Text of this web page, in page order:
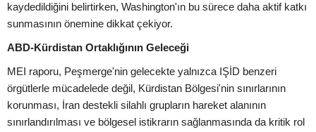
kaydedildiğini belirtirken, Washington'ın bu sürece daha aktif katkı
sunmasının önemine dikkat çekiyor.
ABD-Kürdistan Ortaklığının Geleceği
MEI raporu, Peşmerge'nin gelecekte yalnızca IŞİD benzeri
örgütlerle mücadelede değil, Kürdistan Bölgesi'nin sınırlarının
korunması, İran destekli silahlı grupların hareket alanının
sınırlandırılması ve bölgesel istikrarın sağlanmasında da kritik rol